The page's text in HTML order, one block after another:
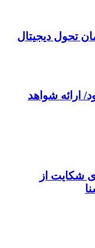
تحول دیجیتال
ارائه شواهد
شکایت از